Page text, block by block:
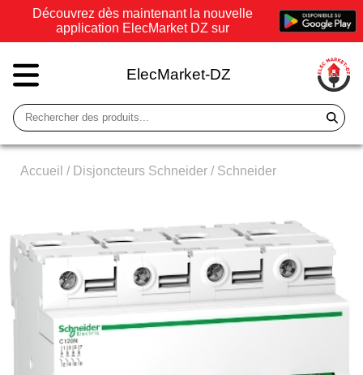
Découvrez dès maintenant la nouvelle
application ElecMarket DZ sur
ElecMarket-DZ
Accueil / Disjoncteurs Schneider/ Schneider